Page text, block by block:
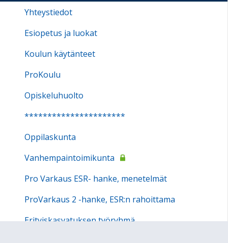
20:00
21:00
23:00
Yhteystiedot
Esiopetus ja luokat
Koulun käytänteet
ProKoulu
Opiskeluhuolto
**********************
Oppilaskunta
Vanhempaintoimikunta
Pro Varkaus ESR- hanke, menetelmät
ProVarkaus 2 -hanke, ESR:n rahoittama
Erityiskasvatuksen työryhmä